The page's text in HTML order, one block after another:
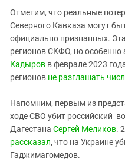
Отметим, что реальные
Северного Кавказа могут
официально признанных.
регионов СКФО, но особенно
Кадыров в феврале 2023
регионов не разглашать
Напомним, первым из
ходе СВО убит российский
Дагестана Сергей Меликов.
рассказал, что на Украине
Гаджимагомедов.